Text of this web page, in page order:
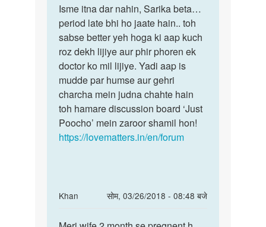
to
pregnancy
test
negative…
by
sarika
Isme
itna
dar
nahin
beta……
Isme itna dar nahin, Sarika beta…
period late bhi ho jaate hain.. toh
sabse better yeh hoga ki aap kuch
roz dekh lijiye aur phir phoren ek
doctor ko mil lijiye. Yadi aap is
mudde par humse aur gehri
charcha mein judna chahte hain
toh hamare discussion board ‘Just
Poocho’ mein zaroor shamil hon!
https://lovematters.in/en/forum
Khan
सोम, 03/26/2018 - 08:48 बजे
to
Meri